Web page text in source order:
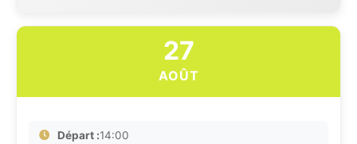
27
AOÛT
Départ :14:00